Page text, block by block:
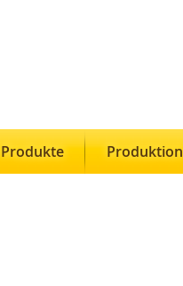
Produkte Produktion